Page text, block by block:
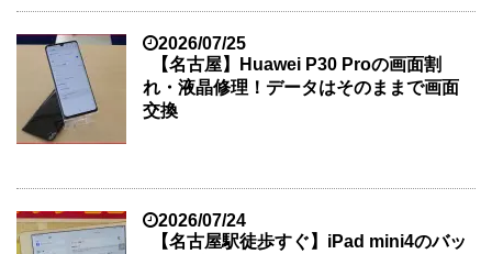
2026/07/25
【名古屋】Huawei P30 Proの画面割
れ・液晶修理！データはそのままで画面
交換
2026/07/24
【名古屋駅徒歩すぐ】iPad mini4のバッ